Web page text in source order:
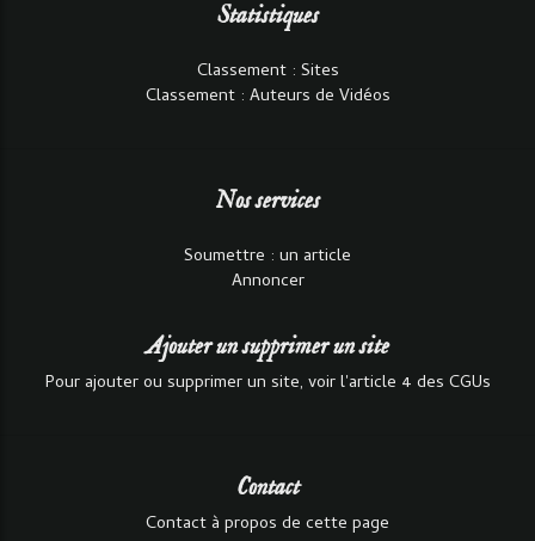
Statistiques
Classement : Sites
Classement : Auteurs de Vidéos
Nos services
Soumettre : un article
Annoncer
Ajouter un supprimer un site
Pour ajouter ou supprimer un site, voir l'article 4 des CGUs
Contact
Contact à propos de cette page